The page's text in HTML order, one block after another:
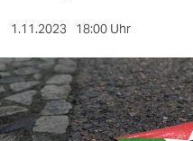
sport
berlin
nord
1.11.2023 18:00 Uhr